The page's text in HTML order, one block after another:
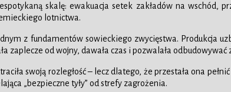
skalę: ewakuacja setek zakładów na wschód,
lotnictwa.
z fundamentów sowieckiego zwycięstwa. Produkcja
zaplecze od wojny, dawała czas i pozwalała odbudowywać
swoją rozległość – lecz dlatego, że przestała ona
„bezpieczne tyły” od strefy zagrożenia.